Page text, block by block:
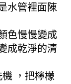
水管裡面陳
色慢慢變成
成乾淨的清
，把檸檬